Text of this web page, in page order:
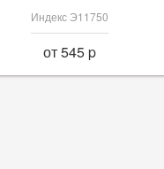
Индекс Э11750
от 545 p